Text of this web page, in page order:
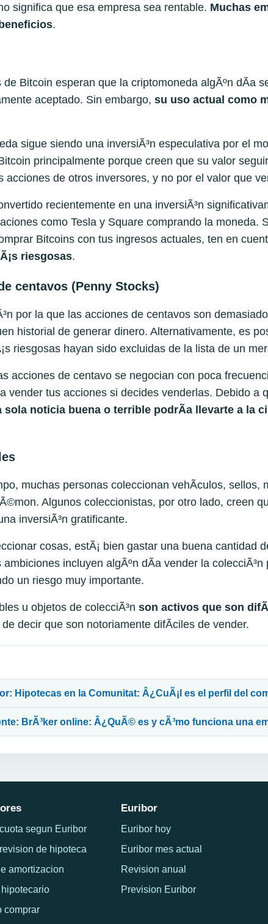
significa que esa empresa sea rentable. Muchas
.
de Bitcoin esperan que la criptomoneda algÃºn dÃ­a
aceptado. Sin embargo, su uso actual como
sigue siendo una inversiÃ³n especulativa por el
principalmente porque creen que su valor
acciones de otros inversores, y no por el valor que
recientemente en una inversiÃ³n
como Tesla y Square comprando la moneda.
Bitcoins con tus ingresos actuales, ten en
riesgosas.
centavos (Penny Stocks)
por la que las acciones de centavos son
historial de generar dinero. Alternativamente, es
riesgosas hayan sido excluidas de la lista de un
acciones de centavo se negocian con poca
vender tus acciones si decides venderlas. Debido a
sola noticia buena o terrible podrÃ­a llevarte a la
muchas personas coleccionan vehÃ­culos, sellos,
Algunos coleccionistas, por otro lado, creen
inversiÃ³n gratificante.
cosas, estÃ¡ bien gastar una buena cantidad
incluyen algÃºn dÃ­a vender la
un riesgo muy importante.
u objetos de colecciÃ³n son activos que son
decir que son notoriamente difÃ­ciles de vender.
Hipotecas en la Comunitat: Â¿CuÃ¡l es el perfil del
BrÃ³ker online: Â¿QuÃ© es y cÃ³mo funciona una
segun Euribor
de hipoteca
amortizacion
comprar
Euribor
Euribor hoy
Euribor mes actual
Revision anual
Prevision Euribor